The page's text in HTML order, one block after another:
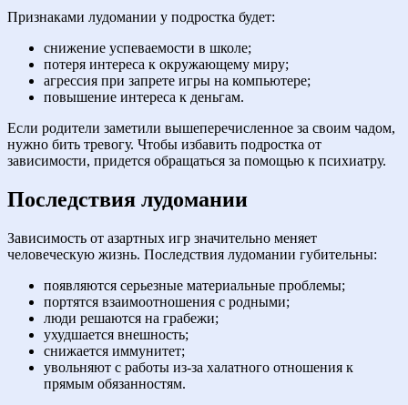
Признаками лудомании у подростка будет:
снижение успеваемости в школе;
потеря интереса к окружающему миру;
агрессия при запрете игры на компьютере;
повышение интереса к деньгам.
Если родители заметили вышеперечисленное за своим чадом,
нужно бить тревогу. Чтобы избавить подростка от
зависимости, придется обращаться за помощью к психиатру.
Последствия лудомании
Зависимость от азартных игр значительно меняет
человеческую жизнь. Последствия лудомании губительны:
появляются серьезные материальные проблемы;
портятся взаимоотношения с родными;
люди решаются на грабежи;
ухудшается внешность;
снижается иммунитет;
увольняют с работы из-за халатного отношения к
прямым обязанностям.